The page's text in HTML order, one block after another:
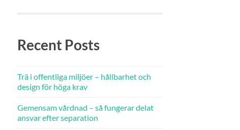
Recent Posts
Trä i offentliga miljöer – hållbarhet och
design för höga krav
Gemensam vårdnad – så fungerar delat
ansvar efter separation